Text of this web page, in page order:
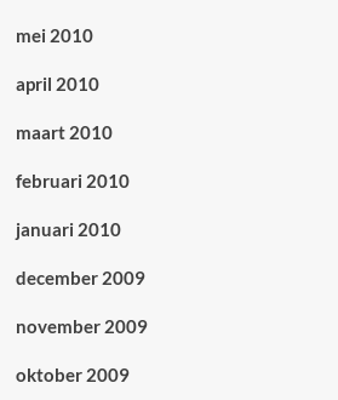
mei 2010
april 2010
maart 2010
februari 2010
januari 2010
december 2009
november 2009
oktober 2009